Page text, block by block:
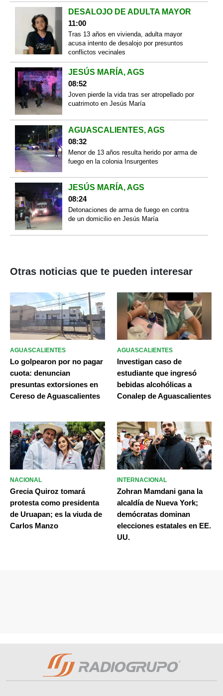
DESALOJO DE ADULTA MAYOR
11:00
Tras 13 años en vivienda, adulta mayor
acusa intento de desalojo por presuntos
conflictos vecinales
JESÚS MARÍA, AGS
08:52
Joven pierde la vida tras ser atropellado por
cuatrimoto en Jesús María
AGUASCALIENTES, AGS
08:32
Menor de 13 años resulta herido por arma de
fuego en la colonia Insurgentes
JESÚS MARÍA, AGS
08:24
Detonaciones de arma de fuego en contra
de un domicilio en Jesús María
Otras noticias que te pueden interesar
AGUASCALIENTES
Lo golpearon por no pagar
cuota: denuncian
presuntas extorsiones en
Cereso de Aguascalientes
AGUASCALIENTES
Investigan caso de
estudiante que ingresó
bebidas alcohólicas a
Conalep de Aguascalientes
NACIONAL
Grecia Quiroz tomará
protesta como presidenta
de Uruapan; es la viuda de
Carlos Manzo
INTERNACIONAL
Zohran Mamdani gana la
alcaldía de Nueva York;
demócratas dominan
elecciones estatales en EE.
UU.